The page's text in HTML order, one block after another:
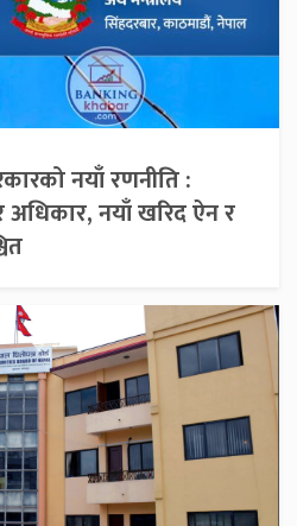
नयाँ रणनीति :
अधिकार, नयाँ खरिद ऐन र